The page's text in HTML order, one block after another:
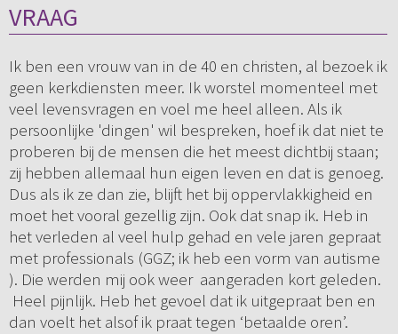
VRAAG
Ik ben een vrouw van in de 40 en christen, al bezoek ik
geen kerkdiensten meer. Ik worstel momenteel met
veel levensvragen en voel me heel alleen. Als ik
persoonlijke 'dingen' wil bespreken, hoef ik dat niet te
proberen bij de mensen die het meest dichtbij staan;
zij hebben allemaal hun eigen leven en dat is genoeg.
Dus als ik ze dan zie, blijft het bij oppervlakkigheid en
moet het vooral gezellig zijn. Ook dat snap ik. Heb in
het verleden al veel hulp gehad en vele jaren gepraat
met professionals (GGZ; ik heb een vorm van autisme
). Die werden mij ook weer aangeraden kort geleden.
Heel pijnlijk. Heb het gevoel dat ik uitgepraat ben en
dan voelt het alsof ik praat tegen ‘betaalde oren’.